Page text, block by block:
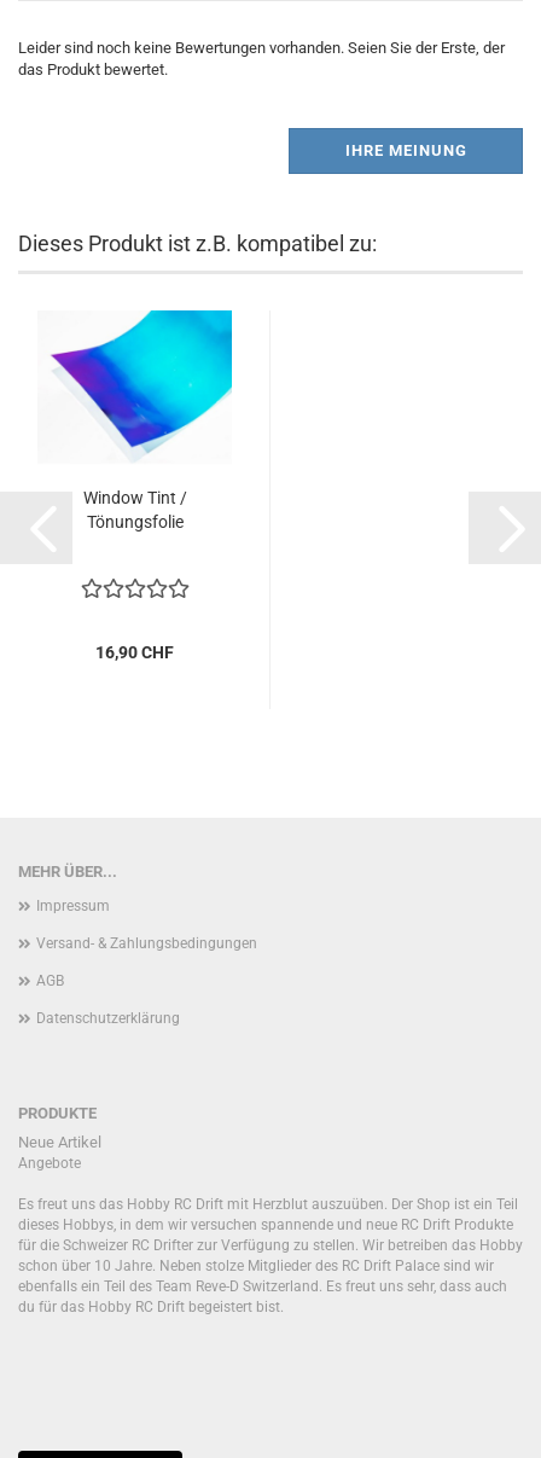
Leider sind noch keine Bewertungen vorhanden. Seien Sie der Erste, der
das Produkt bewertet.
IHRE MEINUNG
Dieses Produkt ist z.B. kompatibel zu:
Window Tint /
Tönungsfolie
16,90 CHF
MEHR ÜBER...
Impressum
Versand- & Zahlungsbedingungen
AGB
Datenschutzerklärung
PRODUKTE
Neue Artikel
Angebote
Es freut uns das Hobby RC Drift mit Herzblut auszuüben. Der Shop ist ein Teil
dieses Hobbys, in dem wir versuchen spannende und neue RC Drift Produkte
für die Schweizer RC Drifter zur Verfügung zu stellen. Wir betreiben das Hobby
schon über 10 Jahre. Neben stolze Mitglieder des RC Drift Palace sind wir
ebenfalls ein Teil des Team Reve-D Switzerland. Es freut uns sehr, dass auch
du für das Hobby RC Drift begeistert bist.